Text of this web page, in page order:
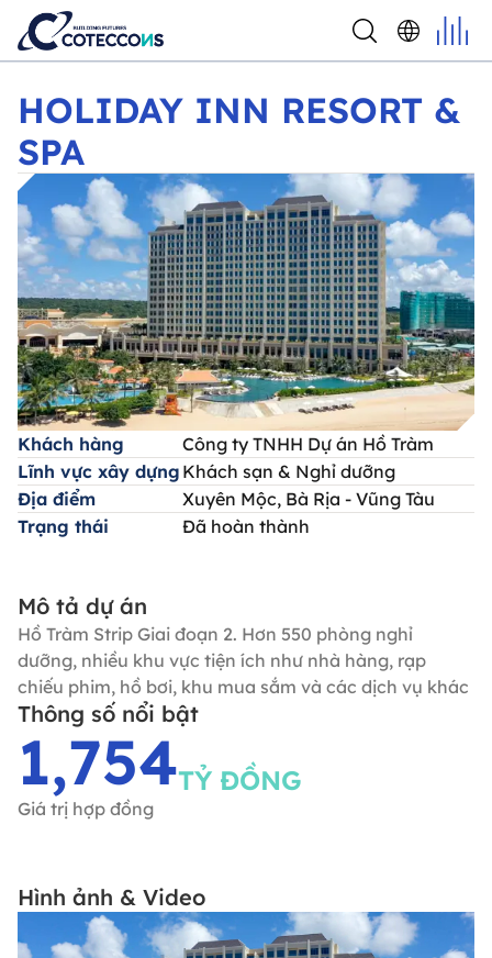
HOLIDAY INN RESORT & SPA
HOLIDAY INN RESORT &
SPA
Khách hàng
Công ty TNHH Dự án Hồ Tràm
Lĩnh vực xây dựng Khách sạn & Nghỉ dưỡng
Địa điểm
Xuyên Mộc, Bà Rịa - Vũng Tàu
Trạng thái
Đã hoàn thành
Mô tả dự án
Hồ Tràm Strip Giai đoạn 2. Hơn 550 phòng nghỉ
dưỡng, nhiều khu vực tiện ích như nhà hàng, rạp
chiếu phim, hồ bơi, khu mua sắm và các dịch vụ khác
Thông số nổi bật
1,754TỶ ĐỒNG
Giá trị hợp đồng
Hình ảnh & Video